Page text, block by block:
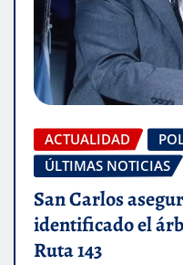
ACTUALIDAD
ÚLTIMAS NOTICIAS
San Carlos
identificado el
Ruta 143